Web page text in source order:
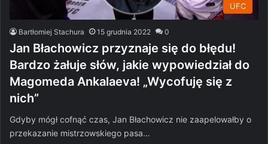
UFC
Bartłomiej Stachura 15 grudnia 2022 0
Jan Błachowicz przyznaje się do błędu!
Bardzo żałuje słów, jakie wypowiedział do
Magomeda Ankalaeva! „Wycofuję się z
nich”
Gdyby mógł cofnąć czas, Jan Błachowicz nie zaapelowałby o
przekazanie mistrzowskiego pasa…